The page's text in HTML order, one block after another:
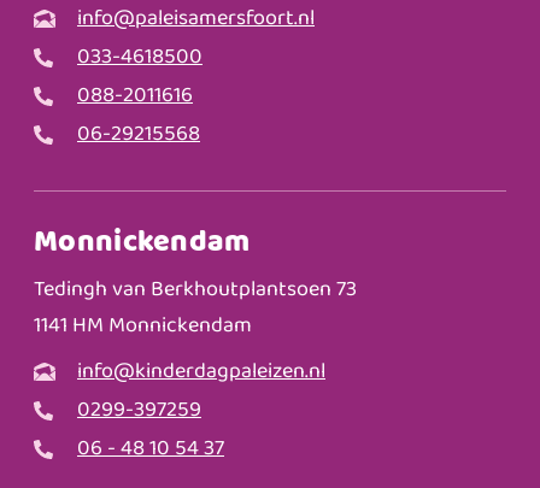
info@paleisamersfoort.nl
033-4618500
088-2011616
06-29215568
Monnickendam
Tedingh van Berkhoutplantsoen 73
1141 HM Monnickendam
info@kinderdagpaleizen.nl
0299-397259
06 - 48 10 54 37